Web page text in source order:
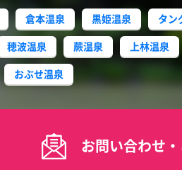
倉本温泉 黒姫温泉
タン
穂波温泉 蕨温泉 上林温泉
おぶせ温泉
お問い合わせ